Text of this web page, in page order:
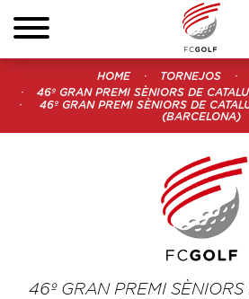
HOME TORNEJOS
46º GRAN PREMI SÈNIORS DE
46º GRAN PREMI SÈNIORS DE
(BARCELONA)
46º GRAN PREMI SÈNIORS